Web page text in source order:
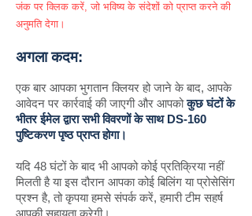
जंक पर क्लिक करें, जो भविष्य के संदेशों को प्राप्त करने की
अनुमति देगा।
अगला कदम:
एक बार आपका भुगतान क्लियर हो जाने के बाद, आपके
आवेदन पर कार्रवाई की जाएगी और आपकोकुछ घंटों के
भीतर ईमेल द्वारा सभी विवरणों के साथ DS-160
पुष्टिकरण पृष्ठ प्राप्त होगा।
यदि 48 घंटों के बाद भी आपको कोई प्रतिक्रिया नहीं
मिलती है या इस दौरान आपका कोई बिलिंग या प्रोसेसिंग
प्रश्न है, तो कृपया हमसे संपर्क करें, हमारी टीम सहर्ष
आपकी सहायता करेगी।